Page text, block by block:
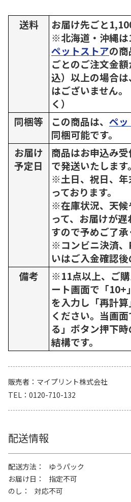
送料
お届け先ごと
※北海道・沖縄は
ペットストアの
ごとのご注文金
込）以上の場合
はございません
く）
同梱等
この商品は、 ペ
同梱可能です。
お届け
予定日
商品はお申込み
で発送いたします。
※土日、祝日、年
っております。
※在庫状況、天候
って、お届けが
すので予めご了承
※コンビニ決済、
いはご入金確認後
備考
※11点以上、ご
ート画面で「10+
を入力し「再計
ください。当画
る」ボタン押下
結構です。
販売者
マイプリント株式会社
TEL
0120-710-132
配送情報
配送方法
ゆうパック
お届け日
指定不可
のし
対応不可